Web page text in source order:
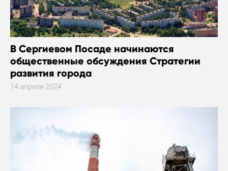
В Сергиевом Посаде начинаются
общественные обсуждения Стратегии
развития города
14 апреля 2024